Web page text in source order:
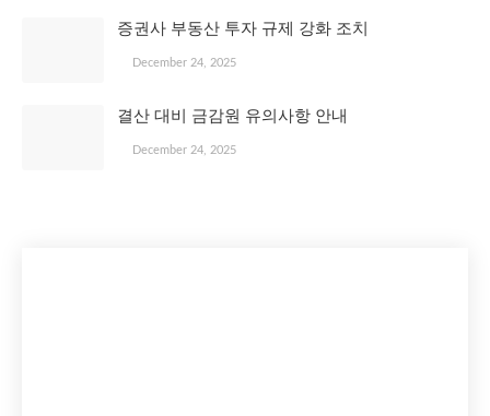
증권사 부동산 투자 규제 강화 조치
December 24, 2025
결산 대비 금감원 유의사항 안내
December 24, 2025